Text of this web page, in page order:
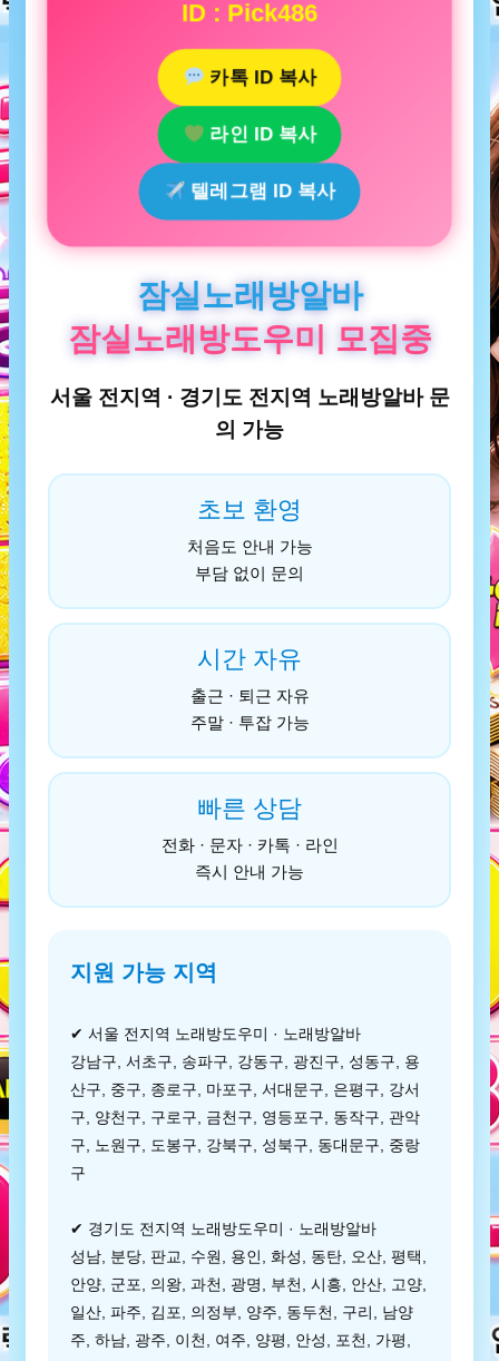
ID : Pick486
카톡 ID 복사
라인 ID 복사
텔레그램 ID 복사
잠실노래방알바
잠실노래방도우미 모집중
서울 전지역 · 경기도 전지역 노래방알바 문
의 가능
초보 환영
처음도 안내 가능
부담 없이 문의
시간 자유
출근 · 퇴근 자유
주말 · 투잡 가능
빠른 상담
전화 · 문자 · 카톡 · 라인
즉시 안내 가능
지원 가능 지역
✔ 서울 전지역 노래방도우미 · 노래방알바
강남구, 서초구, 송파구, 강동구, 광진구, 성동구, 용
산구, 중구, 종로구, 마포구, 서대문구, 은평구, 강서
구, 양천구, 구로구, 금천구, 영등포구, 동작구, 관악
구, 노원구, 도봉구, 강북구, 성북구, 동대문구, 중랑
구
✔ 경기도 전지역 노래방도우미 · 노래방알바
성남, 분당, 판교, 수원, 용인, 화성, 동탄, 오산, 평택,
안양, 군포, 의왕, 과천, 광명, 부천, 시흥, 안산, 고양,
일산, 파주, 김포, 의정부, 양주, 동두천, 구리, 남양
주, 하남, 광주, 이천, 여주, 양평, 안성, 포천, 가평,